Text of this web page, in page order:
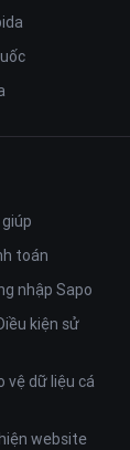
hoặc
như PC,
thị đẹp mắt
toán
nhập Sapo
kiện sử
vệ dữ liệu cá
website